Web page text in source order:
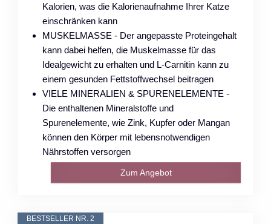
Kalorien, was die Kalorienaufnahme Ihrer Katze
einschränken kann
MUSKELMASSE - Der angepasste Proteingehalt
kann dabei helfen, die Muskelmasse für das
Idealgewicht zu erhalten und L-Carnitin kann zu
einem gesunden Fettstoffwechsel beitragen
VIELE MINERALIEN & SPURENELEMENTE -
Die enthaltenen Mineralstoffe und
Spurenelemente, wie Zink, Kupfer oder Mangan
können den Körper mit lebensnotwendigen
Nährstoffen versorgen
Zum Angebot
BESTSELLER NR. 2